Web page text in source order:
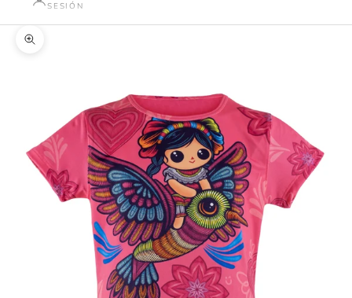
SESIÓN
Zoom